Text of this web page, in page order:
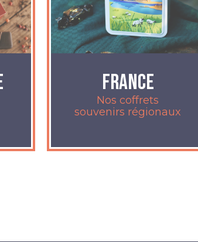
France
Nos coffrets
souvenirs régionaux